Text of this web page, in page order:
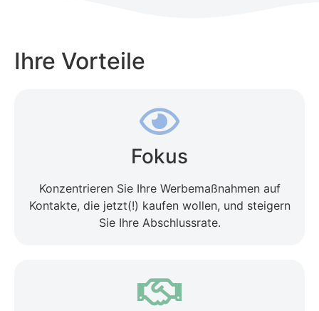
Ihre Vorteile
Fokus
Konzentrieren Sie Ihre Werbemaßnahmen auf
Kontakte, die jetzt(!) kaufen wollen, und steigern
Sie Ihre Abschlussrate.